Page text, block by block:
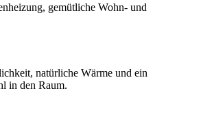
gemütliche Wohn- und
natürliche Wärme und ein
in den Raum.